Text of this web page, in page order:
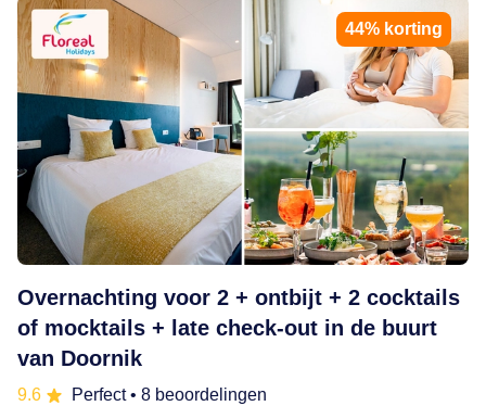
44% korting
Overnachting voor 2 + ontbijt + 2 cocktails
of mocktails + late check-out in de buurt
van Doornik
9.6 Perfect• 8 beoordelingen